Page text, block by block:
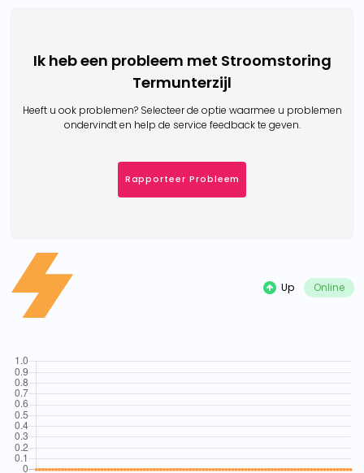
Ik heb een probleem met Stroomstoring
Termunterzijl
Heeft u ook problemen? Selecteer de optie waarmee u problemen
ondervindt en help de service feedback te geven.
Rapporteer Probleem
Up Online